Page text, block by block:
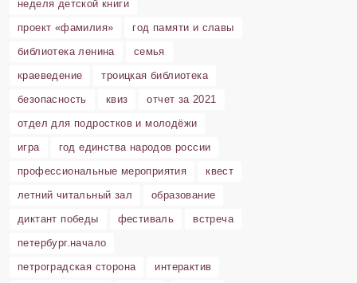
неделя детской книги
проект «фамилия»
год памяти и славы
библиотека ленина
семья
краеведение
троицкая библиотека
безопасность
квиз
отчет за 2021
отдел для подростков и молодёжи
игра
год единства народов россии
профессиональные мероприятия
квест
летний читальный зал
образование
диктант победы
фестиваль
встреча
петербург.начало
петроградская сторона
интерактив